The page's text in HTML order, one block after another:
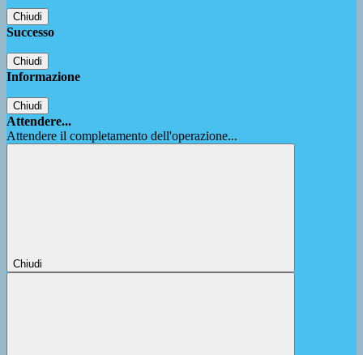
Chiudi
Successo
Chiudi
Informazione
Chiudi
Attendere...
Attendere il completamento dell'operazione...
Chiudi